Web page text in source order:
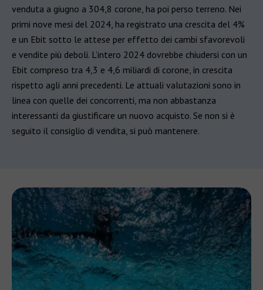
venduta a giugno a 304,8 corone, ha poi perso terreno. Nei
primi nove mesi del 2024, ha registrato una crescita del 4%
e un Ebit sotto le attese per effetto dei cambi sfavorevoli
e vendite più deboli. L’intero 2024 dovrebbe chiudersi con un
Ebit compreso tra 4,3 e 4,6 miliardi di corone, in crescita
rispetto agli anni precedenti. Le attuali valutazioni sono in
linea con quelle dei concorrenti, ma non abbastanza
interessanti da giustificare un nuovo acquisto. Se non si è
seguito il consiglio di vendita, si può mantenere.